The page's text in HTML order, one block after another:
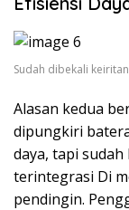
Sudah dibekali
Alasan kedua
dipungkiri
daya, tapi
terintegrasi Di
pendingin.